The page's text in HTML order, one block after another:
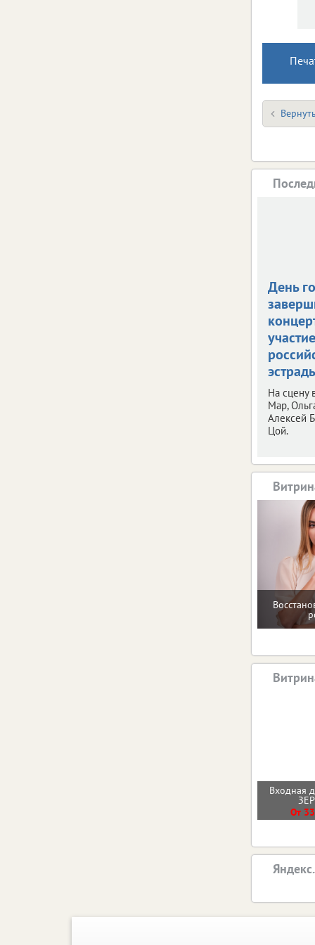
День
На сцену
Мар,
Алексей
Цой.
Входная
От